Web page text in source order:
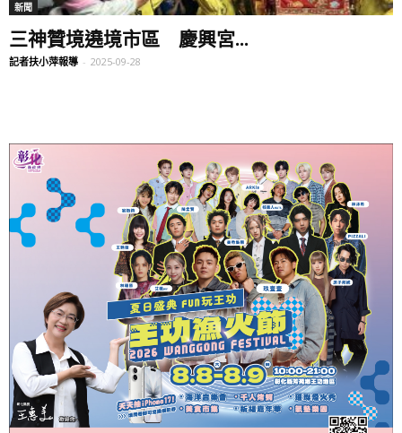
新聞
三神贊境遶境市區 慶興宮...
記者扶小萍報導 - 2025-09-28